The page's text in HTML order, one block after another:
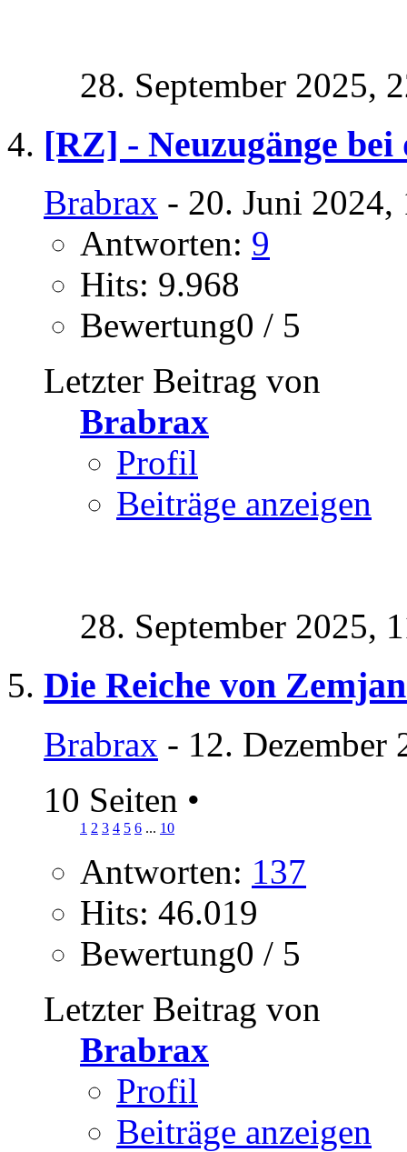
28. September 2025,
[RZ] - Neuzugänge
Brabrax - 20. Juni 2024,
Antworten: 9
Hits: 9.968
Bewertung0 / 5
Letzter Beitrag von
Brabrax
Profil
Beiträge anzeigen
28. September 2025,
Die Reiche von
Brabrax - 12. Dezember
10 Seiten •
1 2 3 4 5 6 ... 10
Antworten: 137
Hits: 46.019
Bewertung0 / 5
Letzter Beitrag von
Brabrax
Profil
Beiträge anzeigen